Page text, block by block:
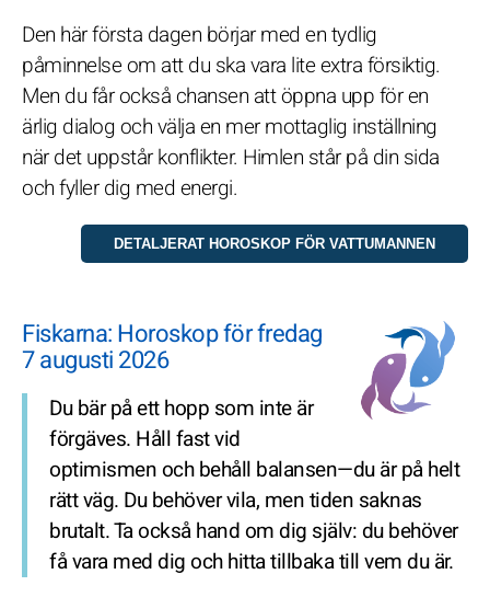
Den här första dagen börjar med en tydlig
påminnelse om att du ska vara lite extra försiktig.
Men du får också chansen att öppna upp för en
ärlig dialog och välja en mer mottaglig inställning
när det uppstår konflikter. Himlen står på din sida
och fyller dig med energi.
Fiskarna: Horoskop för fredag
7 augusti 2026
Du bär på ett hopp som inte är
förgäves. Håll fast vid
optimismen och behåll balansen—du är på helt
rätt väg. Du behöver vila, men tiden saknas
brutalt. Ta också hand om dig själv: du behöver
få vara med dig och hitta tillbaka till vem du är.